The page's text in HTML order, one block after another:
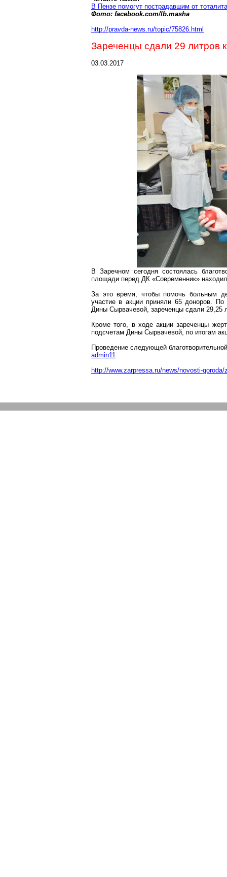
В Пензе помогут пострадавшим от
Фото: facebook.com/lb.masha
http://pravda-news.ru/topic/75826.html
Зареченцы сдали 29 литров
03.03.2017
В Заречном сегодня состоялась
площади перед ДК «Современник»
За это время, чтобы помочь больным
участие в акции приняли 65 доноров. По
Дины Сырвачевой, зареченцы сдали 29,25
Кроме того, в ходе акции зареченцы
подсчетам Дины Сырвачевой, по итогам
Проведение следующей
admin11
http://www.zarpressa.ru/news/novosti-